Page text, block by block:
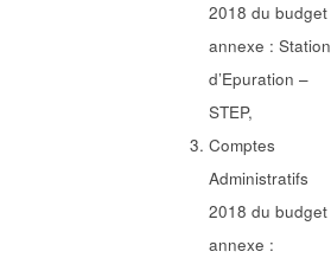
2018 du budget
annexe : Station
d’Epuration –
STEP,
Comptes
Administratifs
2018 du budget
annexe :